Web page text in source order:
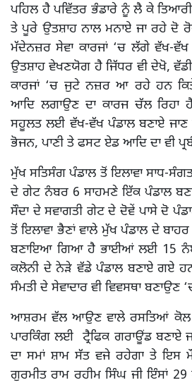
ਪਹਿਲ ਹੈ ਪਵਿੱਤਰ ਭੰਡਾਰੇ ਨੂੰ ਲੈ ਕੇ
ਤੇ ਪੂਰੇ ਉਤਸ਼ਾਹ ਨਾਲ ਮਨਾਏ ਜਾ ਰਹੇ ਦੋ
ਮੱਦੇਨਜ਼ਰ ਸੇਵਾ ਕਾਰਜਾਂ ‘ਚ ਲੱਗੇ ਵੱਖ-ਵੱਖ
ਉਤਸ਼ਾਹ ਵੇਖਣਯੋਗ ਹੈ ਜਿੱਧਰ ਵੀ ਦੇਖੋ, ਵੱਡੀ
ਕਾਰਜਾਂ ‘ਚ ਜੁਟੇ ਨਜ਼ਰ ਆ ਰਹੇ ਹਨ
ਆਦਿ ਲਗਾਉਣ ਦਾ ਕਾਰਜ ਚੱਲ ਰਿਹਾ
ਸਹੂਲਤ ਲਈ ਵੱਖ-ਵੱਖ ਪੰਡਾਲ ਬਣਾਏ
ਭੋਜਨ, ਪਾਣੀ ਤੇ ਫਸਟ ਏਡ ਆਦਿ ਦਾ ਵੀ
ਮੁੱਖ ਸਤਿਸੰਗ ਪੰਡਾਲ ਤੋਂ ਇਲਾਵਾ ਸਾਧ-
ਦੇ ਗੇਟ ਨੰਬਰ 6 ਸਾਹਮਣੇ ਇੱਕ ਪੰਡਾਲ
ਸੌਦਾ ਦੇ ਸਵਾਗਤੀ ਗੇਟ ਦੇ ਦੋਵੇਂ ਪਾਸੇ ਦੋ
ਤੋਂ ਇਲਾਵਾ ਭੈਣਾਂ ਵਾਲੇ ਮੁੱਖ ਪੰਡਾਲ ਦੇ
ਬਣਾਇਆ ਗਿਆ ਹੈ ਭਾਈਆਂ ਲਈ 15
ਕਲੋਨੀ ਦੇ ਨੇੜੇ ਵੱਡੇ ਪੰਡਾਲ ਬਣਾਏ ਗਏ
ਸੰਮਤੀ ਦੇ ਸੇਵਾਦਾਰ ਵੀ ਵਿਵਸਥਾ ਬਣਾਉਣ
ਆਸ਼ਰਮ ਵੱਲ ਆਉਣ ਵਾਲੇ ਰਸਤਿਆਂ ਕੋਲ
ਪਾਰਕਿੰਗ ਲਈ ਟ੍ਰੈਫਿਕ ਗਰਾਊਂਡ ਬਣਾਏ
ਦਾ ਸਮਾਂ ਸ਼ਾਮ ਸੱਤ ਵਜੇ ਰਹੇਗਾ ਤੇ ਇਸ
ਗੁਰਮੀਤ ਰਾਮ ਰਹੀਮ ਸਿੰਘ ਜੀ ਇੰਸਾਂ